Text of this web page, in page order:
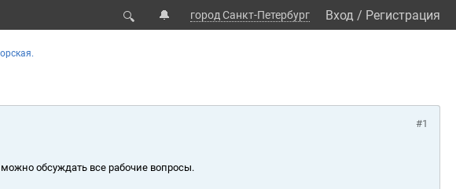
🔍 🔔 город Санкт-Петербург Вход / Регистрация
#1
обсуждать все рабочие вопросы.